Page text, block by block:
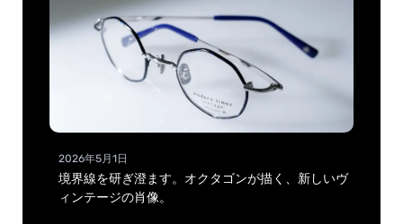
2026年5月1日
境界線を研ぎ澄ます。オクタゴンが描く、新しいヴ
ィンテージの肖像。